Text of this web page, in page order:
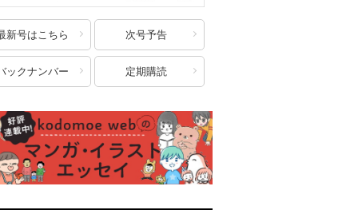
新号はこちら 次号予告
ックナンバー 定期購読